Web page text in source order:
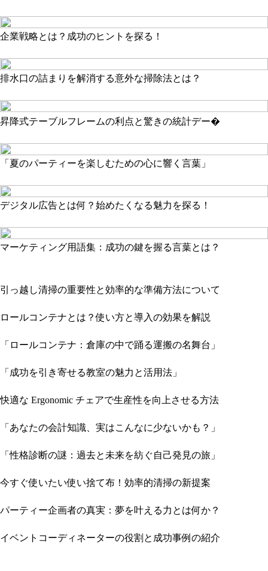
企業戦略とは？成功のヒントを探る！
排水口の詰まりを解消する意外な掃除法とは？
昇降式テーブルフレームの利点と驚きの統計デー�
「夏のパーティーを楽しむための心に響く言葉」
デジタル広告とは何？始めたくなる魅力を探る！
マーケティング用語集：成功の鍵を握る言葉とは？
引っ越し清掃の重要性と効率的な準備方法について
ロールコンテナとは？使い方と導入の効果を解説
「ロールコンテナ：倉庫の中で踊る運搬の名舞台」
「成功を引き寄せる教室の魅力と活用法」
快適な Ergonomic チェアで生産性を向上させる方法
「あなたの会計知識、実はこんなに少ないかも？」
「性格診断の謎：過去と未来を紡ぐ自己発見の旅」
今すぐ使いたい使い捨て布！効率的清掃の新提案
パーティー企画者の真実：夢を叶える力とは何か？
イベントコーディネーターの役割と成功事例の紹介